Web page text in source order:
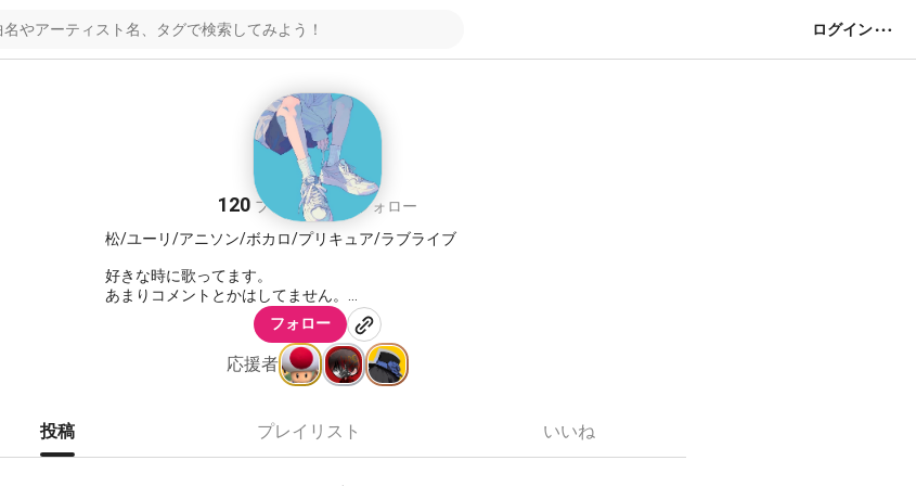
ログイン
MaquRa
120 フォロワー
フォロー
松/ユーリ/アニソン/ボカロ/プリキュア/ラブライブ
好きな時に歌ってます。
あまりコメントとかはしてません。
でもコラボとかバンバンしていくのでよろしくお願いします。
フォロー
応援者
投稿 プレイリスト いいね